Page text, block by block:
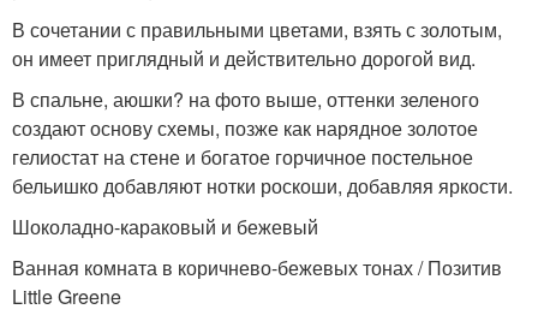
В сочетании с правильными цветами, взять с золотым,
он имеет приглядный и действительно дорогой вид.
В спальне, аюшки? на фото выше, оттенки зеленого
создают основу схемы, позже как нарядное золотое
гелиостат на стене и богатое горчичное постельное
бельишко добавляют нотки роскоши, добавляя яркости.
Шоколадно-караковый и бежевый
Ванная комната в коричнево-бежевых тонах / Позитив
Little Greene